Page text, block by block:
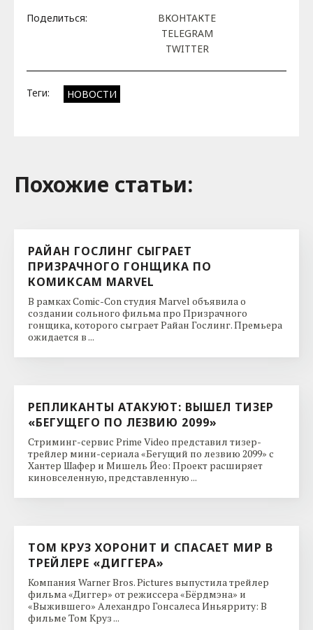
Поделиться:
ВКОНТАКТЕ
TELEGRAM
TWITTER
Теги: НОВОСТИ
Похожие cтатьи:
РАЙАН ГОСЛИНГ СЫГРАЕТ
ПРИЗРАЧНОГО ГОНЩИКА ПО
КОМИКСАМ MARVEL
В рамках Comic-Con студия Marvel объявила о
создании сольного фильма про Призрачного
гонщика, которого сыграет Райан Гослинг. Премьера
ожидается в ...
РЕПЛИКАНТЫ АТАКУЮТ: ВЫШЕЛ ТИЗЕР
«БЕГУЩЕГО ПО ЛЕЗВИЮ 2099»
Стриминг-сервис Prime Video представил тизер-
трейлер мини-сериала «Бегущий по лезвию 2099» с
Хантер Шафер и Мишель Йео: Проект расширяет
киновселенную, представленную ...
ТОМ КРУЗ ХОРОНИТ И СПАСАЕТ МИР В
ТРЕЙЛЕРЕ «ДИГГЕРА»
Компания Warner Bros. Pictures выпустила трейлер
фильма «Диггер» от режиссера «Бёрдмэна» и
«Выжившего» Алехандро Гонсалеса Иньярриту: В
фильме Том Круз ...